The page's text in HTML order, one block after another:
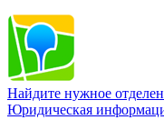
Найдите нужное
Юридическая